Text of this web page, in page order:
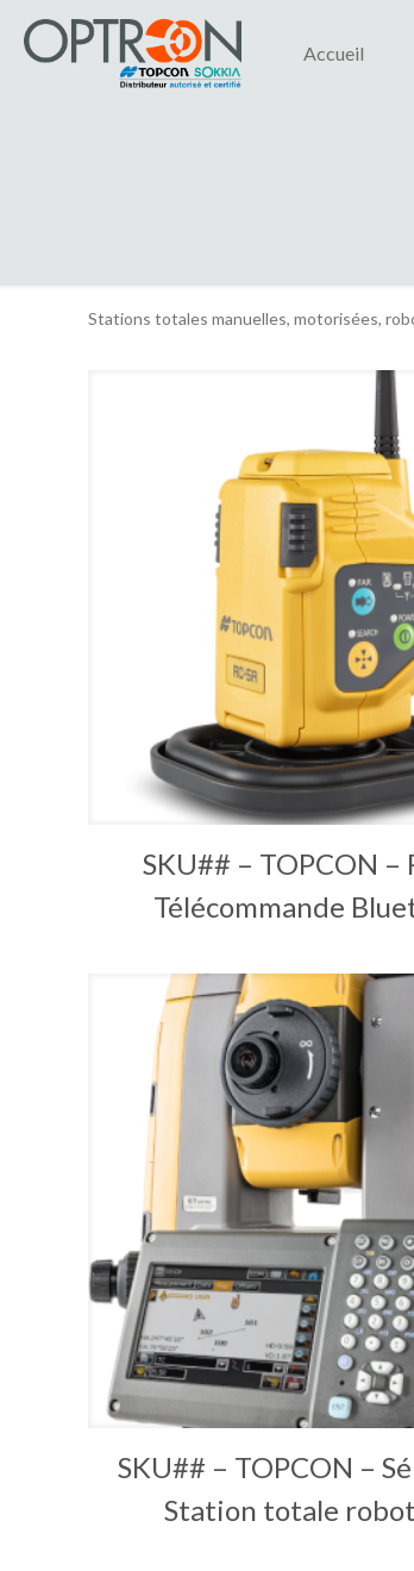
Accueil
Stations totales manuelles, motorisées,
SKU## – TOPCON –
Télécommande
SKU## – TOPCON –
Station totale